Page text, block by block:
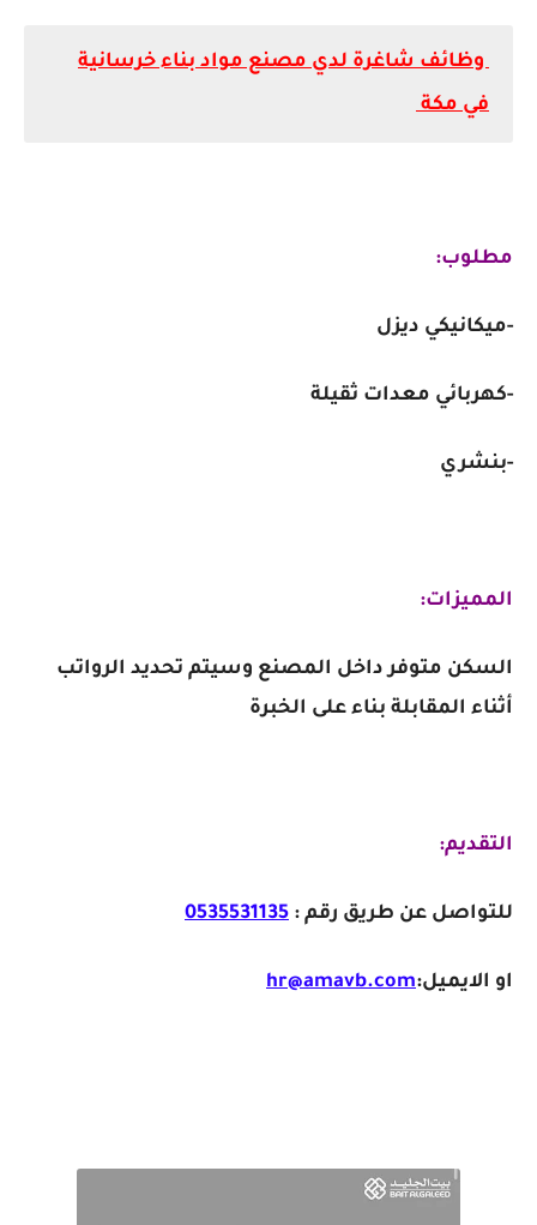
وظائف شاغرة لدي مصنع مواد بناء خرسانية
في مكة
مطلوب:
-ميكانيكي ديزل
-كهربائي معدات ثقيلة
-بنشري
المميزات:
السكن متوفر داخل المصنع وسيتم تحديد الرواتب
أثناء المقابلة بناء على الخبرة
التقديم:
للتواصل عن طريق رقم : 0535531135
او الايميل:hr@amavb.com